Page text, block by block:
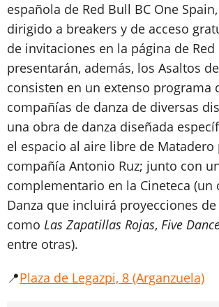
española de Red Bull BC One
dirigido a breakers y de acceso
de invitaciones en la página de Red
presentarán, además, los Asaltos
consisten en un extenso programa
compañías de danza de diversas
una obra de danza diseñada
el espacio al aire libre de Matadero
compañía Antonio Ruz; junto con
complementario en la Cineteca (un
Danza que incluirá proyecciones
como Las Zapatillas Rojas, Five
entre otras).
📍Plaza de Legazpi, 8 (Arganzuela)